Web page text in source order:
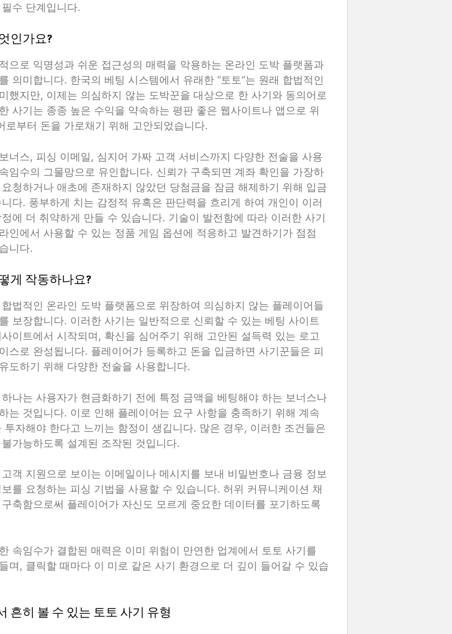
수 단계입니다.
인가요?
으로 익명성과 쉬운 접근성의 매력을 악용하는 온라인 도박 플랫폼과
의미합니다. 한국의 베팅 시스템에서 유래한 “토토”는 원래 합법적인
했지만, 이제는 의심하지 않는 도박꾼을 대상으로 한 사기와 동의어로
사기는 종종 높은 수익을 약속하는 평판 좋은 웹사이트나 앱으로 위
로부터 돈을 가로채기 위해 고안되었습니다.
너스, 피싱 이메일, 심지어 가짜 고객 서비스까지 다양한 전술을 사용
임수의 그물망으로 유인합니다. 신뢰가 구축되면 계좌 확인을 가장하
청하거나 애초에 존재하지 않았던 당첨금을 잠금 해제하기 위해 입금
다. 풍부하게 치는 감정적 유혹은 판단력을 흐리게 하여 개인이 이러
에 더 취약하게 만들 수 있습니다. 기술이 발전함에 따라 이러한 사기
인에서 사용할 수 있는 정품 게임 옵션에 적응하고 발견하기가 점점
니다.
게 작동하나요?
법적인 온라인 도박 플랫폼으로 위장하여 의심하지 않는 플레이어들
보장합니다. 이러한 사기는 일반적으로 신뢰할 수 있는 베팅 사이트
이트에서 시작되며, 확신을 심어주기 위해 고안된 설득력 있는 로고
스로 완성됩니다. 플레이어가 등록하고 돈을 입금하면 사기꾼들은 피
도하기 위해 다양한 전술을 사용합니다.
나는 사용자가 현금화하기 전에 특정 금액을 베팅해야 하는 보너스나
는 것입니다. 이로 인해 플레이어는 요구 사항을 충족하기 위해 계속
투자해야 한다고 느끼는 함정이 생깁니다. 많은 경우, 이러한 조건들은
가능하도록 설계된 조작된 것입니다.
객 지원으로 보이는 이메일이나 메시지를 보내 비밀번호나 금융 정보
를 요청하는 피싱 기법을 사용할 수 있습니다. 허위 커뮤니케이션 채
축함으로써 플레이어가 자신도 모르게 중요한 데이터를 포기하도록
속임수가 결합된 매력은 이미 위험이 만연한 업계에서 토토 사기를
며, 클릭할 때마다 이 미로 같은 사기 환경으로 더 깊이 들어갈 수 있습
흔히 볼 수 있는 토토 사기 유형